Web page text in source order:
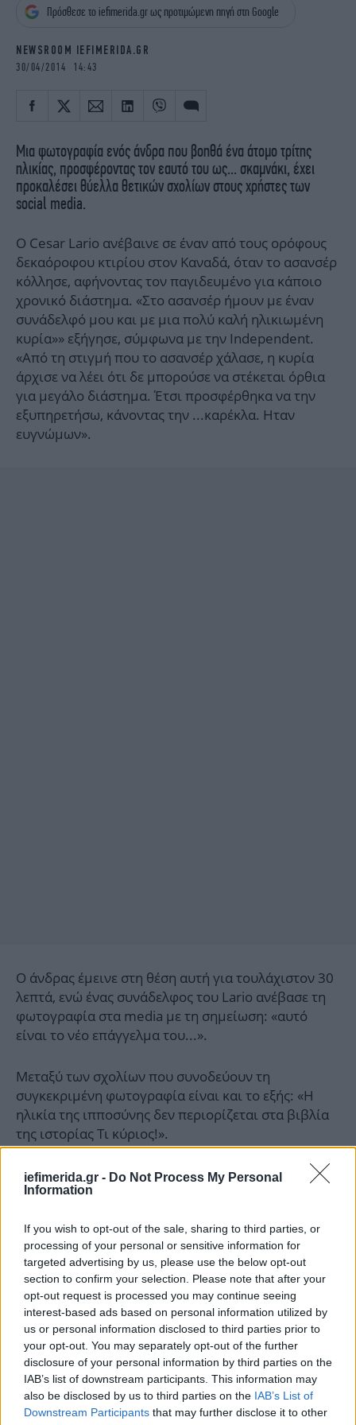
iefimerida.gr - Do Not Process My Personal
Information
If you wish to opt-out of the sale, sharing to third parties, or
processing of your personal or sensitive information for
targeted advertising by us, please use the below opt-out
section to confirm your selection. Please note that after your
opt-out request is processed you may continue seeing
interest-based ads based on personal information utilized by
us or personal information disclosed to third parties prior to
your opt-out. You may separately opt-out of the further
disclosure of your personal information by third parties on the
IAB’s list of downstream participants. This information may
also be disclosed by us to third parties on the IAB’s List of
Downstream Participants that may further disclose it to other
iBOOKS
ΖΩΔΙΑ
MEDIA
NEWSLETTER
Πρόσθεσε το iefimerida.gr ως προτιμώμενη πηγή στη Google
NEWSROOM IEFIMERIDA.GR
30/04/2014 14:43
Μια φωτογραφία ενός άνδρα που βοηθά ένα άτομο τρίτης
ηλικίας, προσφέροντας τον εαυτό του ως... σκαμνάκι, έχει
προκαλέσει θύελλα θετικών σχολίων στους χρήστες των
social media.
Ο Cesar Lario ανέβαινε σε έναν από τους ορόφους
δεκαόροφου κτιρίου στον Καναδά, όταν το ασανσέρ
κόλλησε, αφήνοντας τον παγιδευμένο για κάποιο
χρονικό διάστημα. «Στο ασανσέρ ήμουν με έναν
συνάδελφό μου και με μια πολύ καλή ηλικιωμένη
κυρία»» εξήγησε, σύμφωνα με την Independent.
«Από τη στιγμή που το ασανσέρ χάλασε, η κυρία
άρχισε να λέει ότι δε μπορούσε να στέκεται όρθια
για μεγάλο διάστημα. Έτσι προσφέρθηκα να την
εξυπηρετήσω, κάνοντας την ...καρέκλα. Ηταν
ευγνώμων».
Ο άνδρας έμεινε στη θέση αυτή για τουλάχιστον 30
λεπτά, ενώ ένας συνάδελφος του Lario ανέβασε τη
φωτογραφία στα media με τη σημείωση: «αυτό
είναι το νέο επάγγελμα του...».
Μεταξύ των σχολίων που συνοδεύουν τη
συγκεκριμένη φωτογραφία είναι και το εξής: «Η
ηλικία της ιπποσύνης δεν περιορίζεται στα βιβλία
της ιστορίας Τι κύριος!».